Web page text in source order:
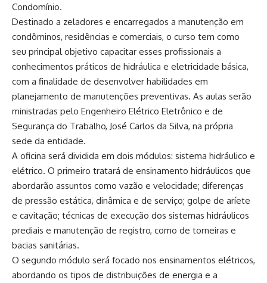
Condomínio.
Destinado a zeladores e encarregados a manutenção em
condôminos, residências e comerciais, o curso tem como
seu principal objetivo capacitar esses profissionais a
conhecimentos práticos de hidráulica e eletricidade básica,
com a finalidade de desenvolver habilidades em
planejamento de manutenções preventivas. As aulas serão
ministradas pelo Engenheiro Elétrico Eletrônico e de
Segurança do Trabalho, José Carlos da Silva, na própria
sede da entidade.
A oficina será dividida em dois módulos: sistema hidráulico e
elétrico. O primeiro tratará de ensinamento hidráulicos que
abordarão assuntos como vazão e velocidade; diferenças
de pressão estática, dinâmica e de serviço; golpe de aríete
e cavitação; técnicas de execução dos sistemas hidráulicos
prediais e manutenção de registro, como de torneiras e
bacias sanitárias.
O segundo módulo será focado nos ensinamentos elétricos,
abordando os tipos de distribuições de energia e a